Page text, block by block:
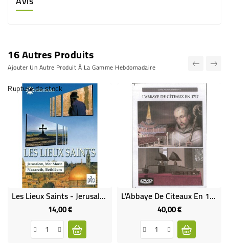
16 Autres Produits
Ajouter Un Autre Produit À La Gamme Hebdomadaire
Rupture de stock
Les Lieux Saints - Jerusalem, Mer Morte Et Nazareth, Bethleem (2 DVD)
14,00 €Prix
L'Abbaye De Citeaux En 1717 (DVD Occasion)
40,00 €Prix